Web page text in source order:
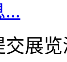
交展